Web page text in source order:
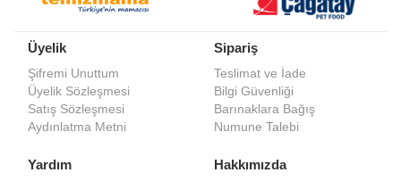
Üyelik
Şifremi Unuttum
Üyelik Sözleşmesi
Satış Sözleşmesi
Aydınlatma Metni
Sipariş
Teslimat ve İade
Bilgi Güvenliği
Barınaklara Bağış
Numune Talebi
Yardım Hakkımızda